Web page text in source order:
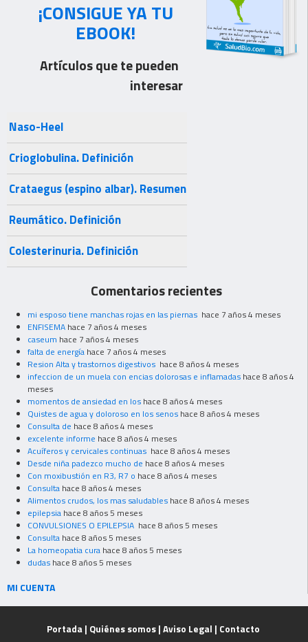
¡CONSIGUE YA TU
EBOOK!
Artículos que te pueden
interesar
Naso-Heel
Crioglobulina. Definición
Crataegus (espino albar). Resumen
Reumático. Definición
Colesterinuria. Definición
Comentarios recientes
mi esposo tiene manchas rojas en las piernas hace 7 años 4 meses
ENFISEMA hace 7 años 4 meses
caseum hace 7 años 4 meses
falta de energía hace 7 años 4 meses
Resion Alta y trastornos digestivos hace 8 años 4 meses
infeccion de un muela con encias dolorosas e inflamadas hace 8 años 4
meses
momentos de ansiedad en los hace 8 años 4 meses
Quistes de agua y doloroso en los senos hace 8 años 4 meses
Consulta de hace 8 años 4 meses
excelente informe hace 8 años 4 meses
Acuíferos y cervicales continuas hace 8 años 4 meses
Desde niña padezco mucho de hace 8 años 4 meses
Con moxibustión en R3, R7 o hace 8 años 4 meses
Consulta hace 8 años 4 meses
Alimentos crudos, los mas saludables hace 8 años 4 meses
epilepsia hace 8 años 5 meses
CONVULSIONES O EPILEPSIA hace 8 años 5 meses
Consulta hace 8 años 5 meses
La homeopatia cura hace 8 años 5 meses
dudas hace 8 años 5 meses
MI CUENTA
Portada | Quiénes somos| Aviso Legal | Contacto